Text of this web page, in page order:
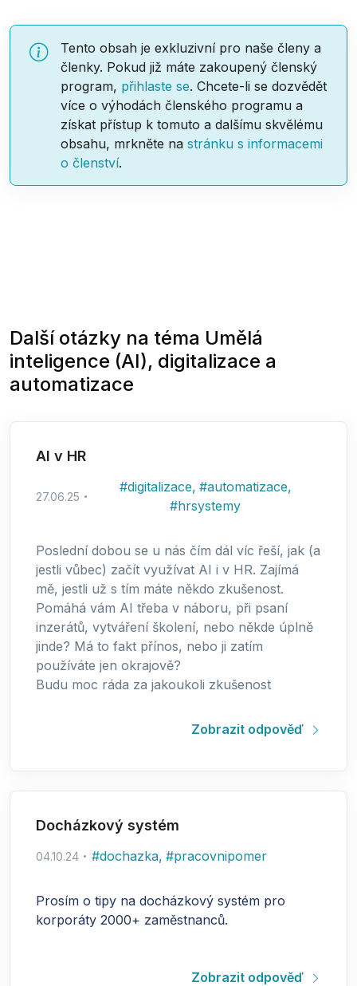
Tento obsah je exkluzivní pro naše členy a
členky. Pokud již máte zakoupený členský
program, přihlaste se. Chcete-li se dozvědět
více o výhodách členského programu a
získat přístup k tomuto a dalšímu skvělému
obsahu, mrkněte na stránku s informacemi
o členství.
Další otázky na téma Umělá
inteligence (AI), digitalizace a
automatizace
AI v HR
27.06.25
#digitalizace, #automatizace,
#hrsystemy
Poslední dobou se u nás čím dál víc řeší, jak (a
jestli vůbec) začít využívat AI i v HR. Zajímá
mě, jestli už s tím máte někdo zkušenost.
Pomáhá vám AI třeba v náboru, při psaní
inzerátů, vytváření školení, nebo někde úplně
jinde? Má to fakt přínos, nebo ji zatím
používáte jen okrajově?
Budu moc ráda za jakoukoli zkušenost
Zobrazit odpověď
Docházkový systém
04.10.24 #dochazka, #pracovnipomer
Prosím o tipy na docházkový systém pro
korporáty 2000+ zaměstnanců.
Zobrazit odpověď